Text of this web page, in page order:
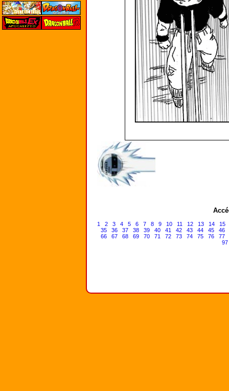
1 2 3 4 5 6 7 8 9 10 11 12 13 14
15
35
36 37 38 39 40 41 42 43 44 45
46
66
67 68 69 70 71 72 73 74 75 76
77
97